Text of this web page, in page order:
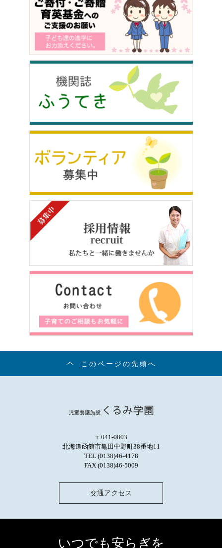
このページの先頭へ
〒041-0803
北海道函館市亀田中野町38番地11
TEL (0138)46-4178
FAX (0138)46-5009
交通アクセス
いつでも安らぎを